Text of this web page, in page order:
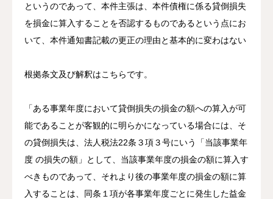
というのであって、本件主張は、本件債権に係る貸倒損失
を損金に算入することを否認するものであるという点にお
いて、本件通知書記載の更正の理由と基本的に変わはない
根拠条文及び解釈はこちらです。
「ある事業年度において貸倒損失の損金の額への算入が可
能であることが客観的に明らかになっている場合には、そ
の貸倒損失は、法人税法22条３項３号にいう「当該事業年
度 の損失の額」として、当該事業年度の損金の額に算入す
べきものであって、それより後の事業年度の損金の額に算
入することは、同条１項が各事業年度ごとに発生した益金